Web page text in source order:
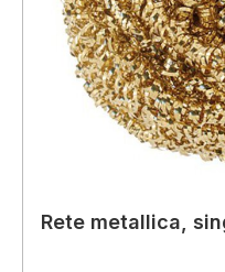
Rete metallica,